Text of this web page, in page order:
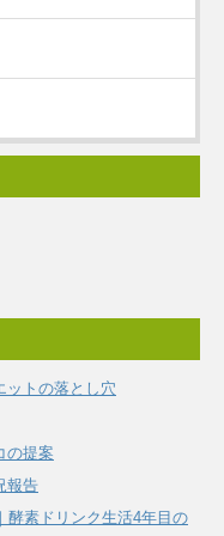
ットの落とし穴
の提案
報告
酵素ドリンク生活4年目の